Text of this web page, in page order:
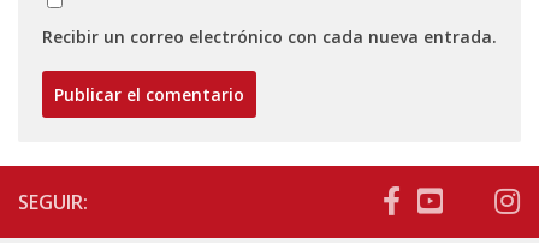
Recibir un correo electrónico con cada nueva entrada.
SEGUIR: